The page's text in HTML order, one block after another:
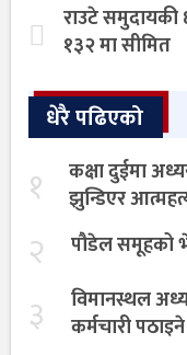
राउटे समुदायकी
१३२ मा सीमित
धेरै पढिएको
१
कक्षा दुईमा
झुन्डिएर
२ पौडेल समूहको
३
विमानस्थल
कर्मचारी पठाइने